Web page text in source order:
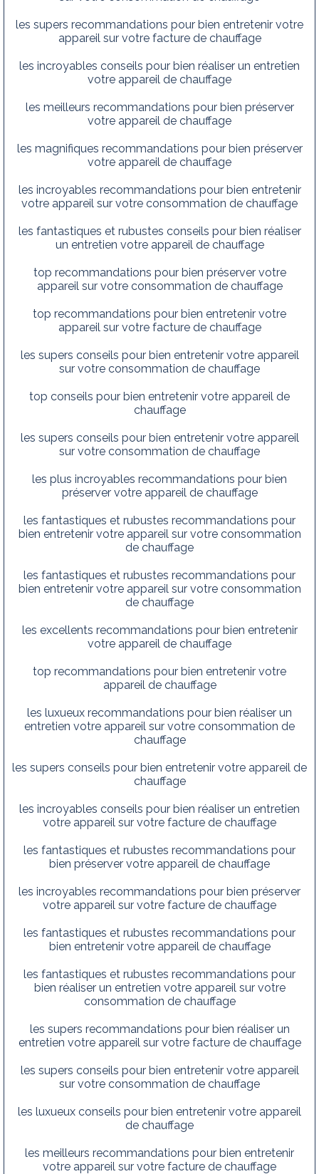
les supers recommandations pour bien entretenir votre
appareil sur votre facture de chauffage
les incroyables conseils pour bien réaliser un entretien
votre appareil de chauffage
les meilleurs recommandations pour bien préserver
votre appareil de chauffage
les magnifiques recommandations pour bien préserver
votre appareil de chauffage
les incroyables recommandations pour bien entretenir
votre appareil sur votre consommation de chauffage
les fantastiques et rubustes conseils pour bien réaliser
un entretien votre appareil de chauffage
top recommandations pour bien préserver votre
appareil sur votre consommation de chauffage
top recommandations pour bien entretenir votre
appareil sur votre facture de chauffage
les supers conseils pour bien entretenir votre appareil
sur votre consommation de chauffage
top conseils pour bien entretenir votre appareil de
chauffage
les supers conseils pour bien entretenir votre appareil
sur votre consommation de chauffage
les plus incroyables recommandations pour bien
préserver votre appareil de chauffage
les fantastiques et rubustes recommandations pour
bien entretenir votre appareil sur votre consommation
de chauffage
les fantastiques et rubustes recommandations pour
bien entretenir votre appareil sur votre consommation
de chauffage
les excellents recommandations pour bien entretenir
votre appareil de chauffage
top recommandations pour bien entretenir votre
appareil de chauffage
les luxueux recommandations pour bien réaliser un
entretien votre appareil sur votre consommation de
chauffage
les supers conseils pour bien entretenir votre appareil de
chauffage
les incroyables conseils pour bien réaliser un entretien
votre appareil sur votre facture de chauffage
les fantastiques et rubustes recommandations pour
bien préserver votre appareil de chauffage
les incroyables recommandations pour bien préserver
votre appareil sur votre facture de chauffage
les fantastiques et rubustes recommandations pour
bien entretenir votre appareil de chauffage
les fantastiques et rubustes recommandations pour
bien réaliser un entretien votre appareil sur votre
consommation de chauffage
les supers recommandations pour bien réaliser un
entretien votre appareil sur votre facture de chauffage
les supers conseils pour bien entretenir votre appareil
sur votre consommation de chauffage
les luxueux conseils pour bien entretenir votre appareil
de chauffage
les meilleurs recommandations pour bien entretenir
votre appareil sur votre facture de chauffage